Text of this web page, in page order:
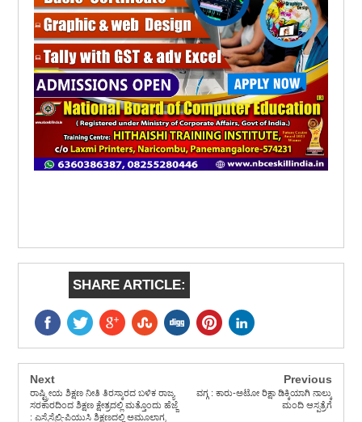
SHARE ARTICLE:
Next
ರಾಷ್ಟ್ರೀಯ ಶಿಕ್ಷಣ ನೀತಿ ತಿರಸ್ಕಾರದ ಬಳಿಕ ರಾಜ್ಯ
ಸರಕಾರದಿಂದ ಶಿಕ್ಷಣ ಕ್ಷೇತ್ರದಲ್ಲಿ ಮತ್ತೊಂದು ಹೆಜ್ಜೆ
: ಎಸ್ಸೆಸ್ಸೆಲ್ಸಿ-ಪಿಯುಸಿ ಶಿಕ್ಷಣದಲ್ಲಿ ಅಮೂಲಾಗ್ರ
Previous
ವಗ್ಗ : ಕಾರು-ಅಟೋ ರಿಕ್ಷಾ ಡಿಕ್ಕಿಯಾಗಿ ನಾಲ್ಕು
ಮಂದಿ ಆಸ್ಪತ್ರೆಗೆ